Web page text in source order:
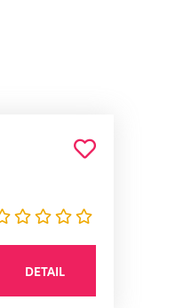
DETAIL